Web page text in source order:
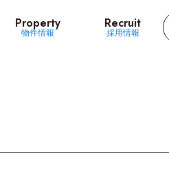
Property
物件情報
Recruit
採用情報